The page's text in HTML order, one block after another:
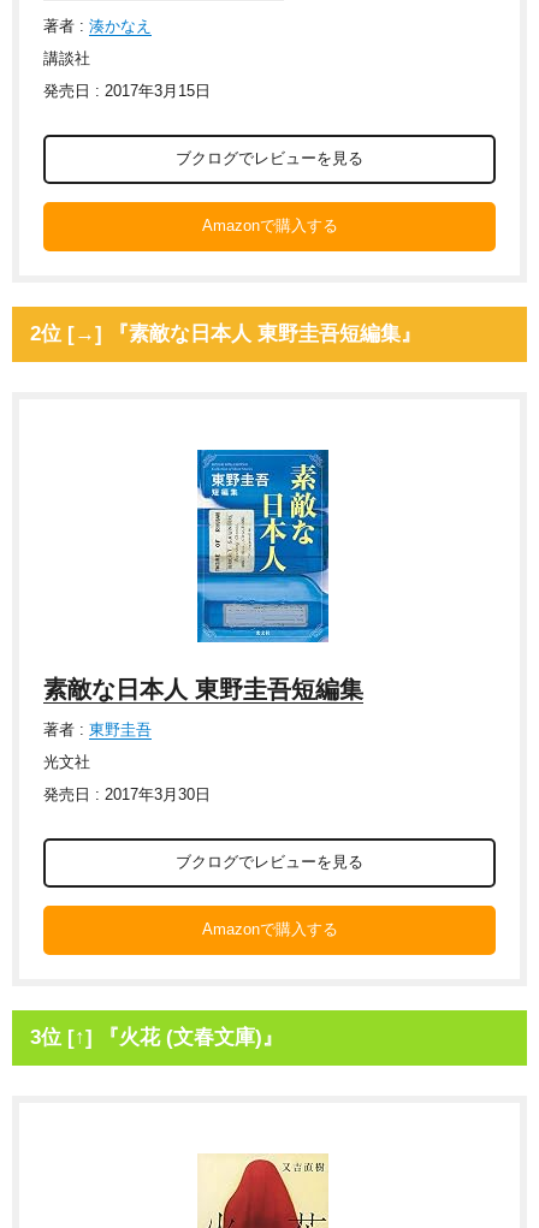
著者 : 湊かなえ
講談社
発売日 : 2017年3月15日
ブクログでレビューを見る
Amazonで購入する
2位 [→] 『素敵な日本人 東野圭吾短編集』
素敵な日本人 東野圭吾短編集
著者 : 東野圭吾
光文社
発売日 : 2017年3月30日
ブクログでレビューを見る
Amazonで購入する
3位 [↑] 『火花 (文春文庫)』